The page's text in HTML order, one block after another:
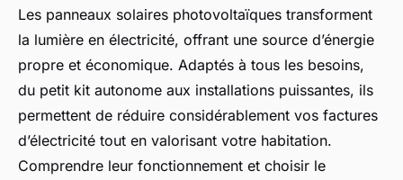
Panneau solaire
photovoltaïque : économisez
avec énergie solaire !
Léonie•6 septembre 2025•7 min de lecture
Les panneaux solaires photovoltaïques transforment
la lumière en électricité, offrant une source d’énergie
propre et économique. Adaptés à tous les besoins,
du petit kit autonome aux installations puissantes, ils
permettent de réduire considérablement vos factures
d’électricité tout en valorisant votre habitation.
Comprendre leur fonctionnement et choisir le